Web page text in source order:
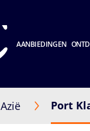
AANBIEDINGEN
Azië Port